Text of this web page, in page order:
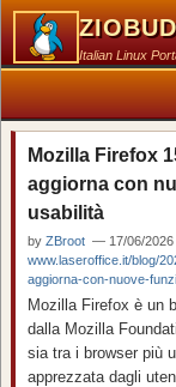
Italian Linux
Mozilla Firefox
aggiorna con
usabilità
by ZBroot — 17/06/
www.laseroffice.it/blog/
aggiorna-con-nuove-
Mozilla Firefox è un
dalla Mozilla
sia tra i browser più
apprezzata dagli